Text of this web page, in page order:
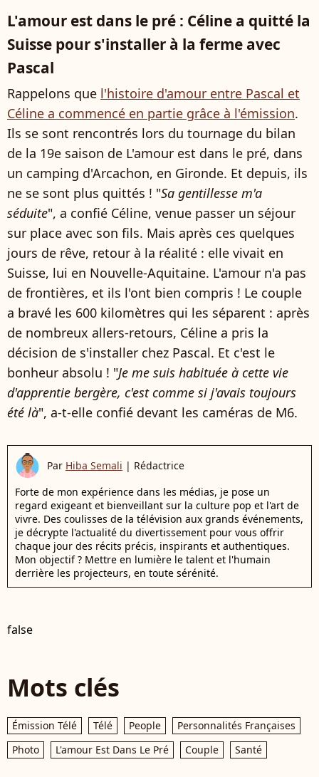
L'amour est dans le pré : Céline a quitté la
Suisse pour s'installer à la ferme avec
Pascal
Rappelons que l'histoire d'amour entre Pascal et
Céline a commencé en partie grâce à l'émission.
Ils se sont rencontrés lors du tournage du bilan
de la 19e saison de L'amour est dans le pré, dans
un camping d'Arcachon, en Gironde. Et depuis, ils
ne se sont plus quittés ! "Sa gentillesse m'a
séduite", a confié Céline, venue passer un séjour
sur place avec son fils. Mais après ces quelques
jours de rêve, retour à la réalité : elle vivait en
Suisse, lui en Nouvelle-Aquitaine. L'amour n'a pas
de frontières, et ils l'ont bien compris ! Le couple
a bravé les 600 kilomètres qui les séparent : après
de nombreux allers-retours, Céline a pris la
décision de s'installer chez Pascal. Et c'est le
bonheur absolu ! "Je me suis habituée à cette vie
d'apprentie bergère, c'est comme si j'avais toujours
été là", a-t-elle confié devant les caméras de M6.
Par Hiba Semali | Rédactrice
Forte de mon expérience dans les médias, je pose un
regard exigeant et bienveillant sur la culture pop et l'art de
vivre. Des coulisses de la télévision aux grands événements,
je décrypte l'actualité du divertissement pour vous offrir
chaque jour des récits précis, inspirants et authentiques.
Mon objectif ? Mettre en lumière le talent et l'humain
derrière les projecteurs, en toute sérénité.
false
Mots clés
Émission Télé Télé People
Personnalités Françaises
Photo
L'amour Est Dans Le Pré Couple Santé